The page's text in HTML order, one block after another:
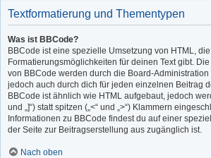
Textformatierung und Thementypen
Was ist BBCode?
BBCode ist eine spezielle Umsetzung von HTML,
Formatierungsmöglichkeiten für deinen Text gibt.
von BBCode werden durch die Board-
jedoch auch durch dich für jeden einzelnen Beitrag
BBCode ist ähnlich wie HTML aufgebaut, jedoch
und „]“) statt spitzen („<“ und „>“) Klammern
Informationen zu BBCode findest du auf einer
der Seite zur Beitragserstellung aus zugänglich ist.
Nach oben